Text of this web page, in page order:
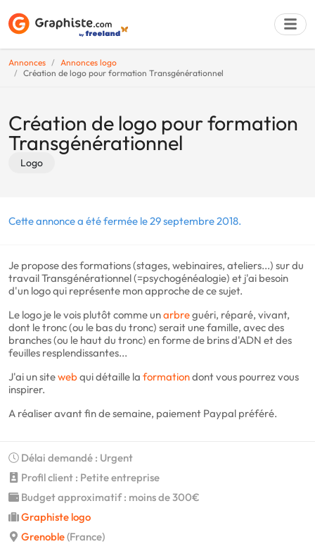
Annonces
Annonces logo
Création de logo pour formation Transgénérationnel
Création de logo pour formation
Transgénérationnel
Logo
Cette annonce a été fermée le 29 septembre 2018.
Je propose des formations (stages, webinaires, ateliers...) sur du
travail Transgénérationnel (=psychogénéalogie) et j'ai besoin
d'un logo qui représente mon approche de ce sujet.
Le logo je le vois plutôt comme unarbreguéri, réparé, vivant,
dont le tronc (ou le bas du tronc) serait une famille, avec des
branches (ou le haut du tronc) en forme de brins d'ADN et des
feuilles resplendissantes...
J'ai un sitewebqui détaille la formationdont vous pourrez vous
inspirer.
A réaliser avant fin de semaine, paiement Paypal préféré.
Délai demandé : Urgent
Profil client : Petite entreprise
Budget approximatif : moins de 300€
Graphiste logo
Grenoble(France)